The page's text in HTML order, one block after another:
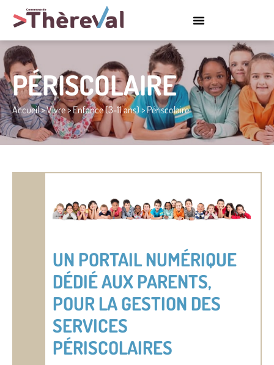
PÉRISCOLAIRE
Accueil>Vivre>Enfance (3-11 ans)>Périscolaire
UN PORTAIL NUMÉRIQUE
DÉDIÉ AUX PARENTS,
POUR LA GESTION DES
SERVICES
PÉRISCOLAIRES